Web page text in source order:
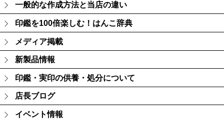
一般的な作成方法と当店の違い
印鑑を100倍楽しむ！はんこ辞典
メディア掲載
新製品情報
印鑑・実印の供養・処分について
店長ブログ
イベント情報